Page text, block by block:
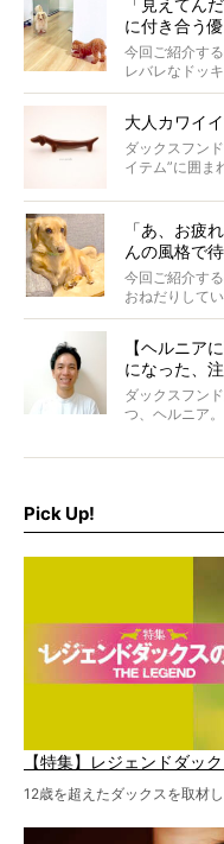
に付き合う
今回ご紹介す
レバレなドッ
と違う事態に
大人カワイ
ダックスフン
イテム”に囲ま
ムをご紹介。
「あ、お疲
んの風格で
今回ご紹介す
おねだりして
今にも言葉を
【ヘルニア
になった、
ダックスフン
つ、ヘルニア。
特集『ヘルニ
病院のご紹介
を点滴投与す
Pick Up!
【特集】レジェンドダッ
12歳を超えたダックスを取材